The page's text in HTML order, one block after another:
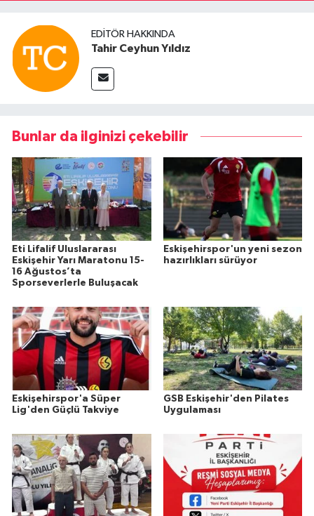
EDITÖR HAKKINDA
Tahir Ceyhun Yıldız
Bunlar da ilginizi çekebilir
Eti Lifalif Uluslararası
Eskişehir Yarı Maratonu 15-
16 Ağustos’ta
Sporseverlerle Buluşacak
Eskişehirspor'un yeni sezon
hazırlıkları sürüyor
Eskişehirspor'a Süper
Lig'den Güçlü Takviye
GSB Eskişehir'den Pilates
Uygulaması